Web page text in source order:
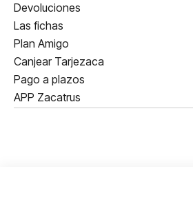
Devoluciones
Las fichas
Plan Amigo
Canjear Tarjezaca
Pago a plazos
APP Zacatrus